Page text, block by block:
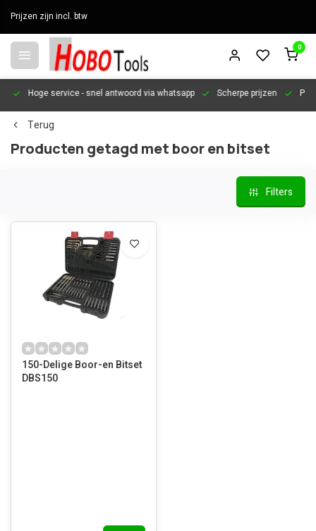
Prijzen zijn incl. btw
0
Hoge service- snel antwoord via whatsapp Scherpe prijzen
Terug
Producten getagd met boor en bitset
Filters
150-Delige Boor-en Bitset
DBS150